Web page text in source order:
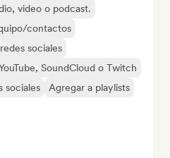
video o podcast.
contactos
sociales
SoundCloud o Twitch
sociales
Agregar a playlists